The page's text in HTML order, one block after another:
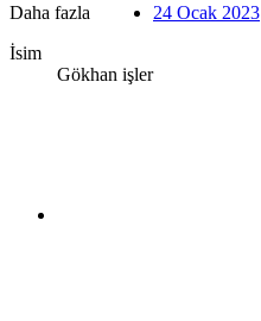
Daha fazla
İsim
Gökhan işler
24 Ocak 2023